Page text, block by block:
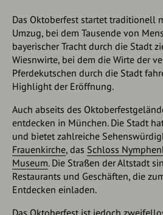
Das Oktoberfest startet traditionell
Umzug, bei dem Tausende von
bayerischer Tracht durch die Stadt
Wiesnwirte, bei dem die Wirte der
Pferdekutschen durch die Stadt
Highlight der Eröffnung.
Auch abseits des
entdecken in München. Die Stadt
und bietet zahlreiche
Frauenkirche, das Schloss
Museum. Die Straßen der Altstadt
Restaurants und Geschäften, die
Entdecken einladen.
Das Oktoberfest ist jedoch